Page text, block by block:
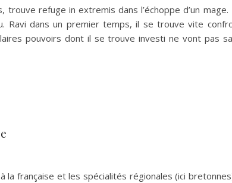
refuge in extremis dans l’échoppe d’un mage.
Ravi dans un premier temps, il se trouve vite
pouvoirs dont il se trouve investi ne vont pas
la française et les spécialités régionales (ici